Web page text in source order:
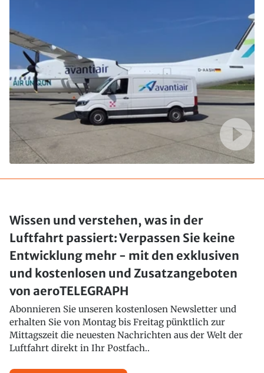
Wissen und verstehen, was in der
Luftfahrt passiert: Verpassen Sie keine
Entwicklung mehr - mit den exklusiven
und kostenlosen und Zusatzangeboten
von aeroTELEGRAPH
Abonnieren Sie unseren kostenlosen Newsletter und
erhalten Sie von Montag bis Freitag pünktlich zur
Mittagszeit die neuesten Nachrichten aus der Welt der
Luftfahrt direkt in Ihr Postfach..